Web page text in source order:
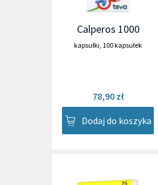
Calperos 1000
kapsułki, 100 kapsułek
78,90 zł
Dodaj do koszyka